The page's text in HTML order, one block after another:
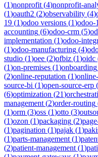
(1)nonprofit (4)nonprofit-
(1)oauth2 (2)observability (4)
19 (1)odoo versions (1)odoo-
accounting (6)odoo-crm (5)
implementation (1)odoo-
(1)odoo-manufacturing (4)
studio (1)oee (2)ofbiz (1)oidc
(1)on-premises (1)onboarding
(2)online-reputation (1)
source-bi (1)open-source-erp (
(6)optimization (21)
management (2)order-routing
(1)orm (3)oss (1)otto (3)
(1)ozon (1)packaging (2)
(1)pagination (1)pajak (1)
(1)parts-management (1)
(2)patient-management (1)